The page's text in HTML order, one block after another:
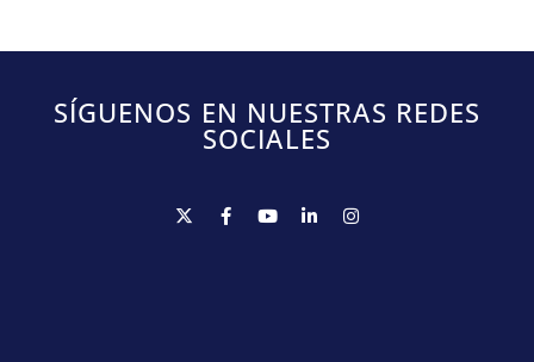
SÍGUENOS EN NUESTRAS REDES
SOCIALES